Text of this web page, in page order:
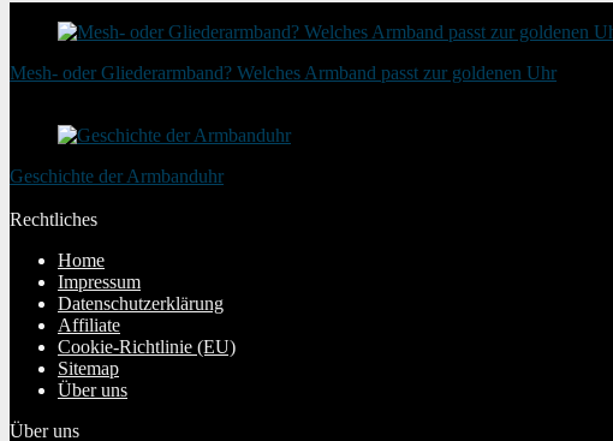
Mesh- oder Gliederarmband? Welches Armband passt zur goldenen Uhr
Geschichte der Armbanduhr
Rechtliches
Home
Impressum
Datenschutzerklärung
Affiliate
Cookie-Richtlinie (EU)
Sitemap
Über uns
Über uns